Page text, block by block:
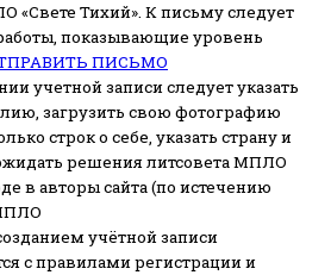
«Свете Тихий». К письму следует
показывающие уровень
ПИСЬМО
учетной записи следует указать
загрузить свою фотографию
строк о себе, указать страну и
решения литсовета МПЛО
в авторы сайта (по истечению
учётной записи
с правилами регистрации и